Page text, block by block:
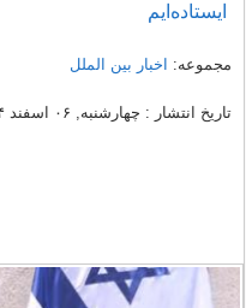
ایستاده‌ایم
مجموعه: اخبار بین الملل
تاریخ انتشار : چهارشنبه, ۰۶ اسفند ۱۴۰۴ ۱۹:۵۳